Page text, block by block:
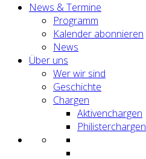
News & Termine
Programm
Kalender abonnieren
News
Über uns
Wer wir sind
Geschichte
Chargen
Aktivenchargen
Philisterchargen